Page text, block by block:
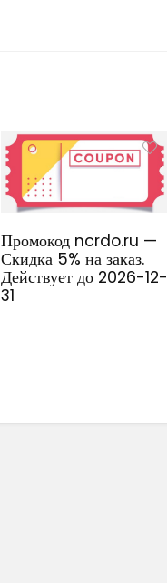
Промокод ncrdo.ru —
Скидка 5% на заказ.
Действует до 2026-12-
31